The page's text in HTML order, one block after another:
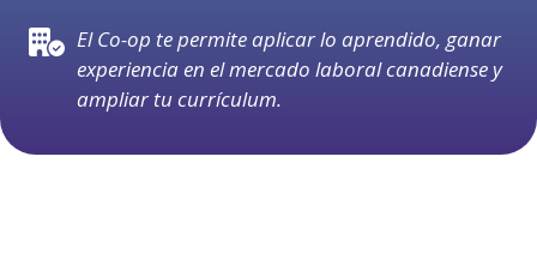
El Co-op te permite aplicar lo aprendido, ganar
experiencia en el mercado laboral canadiense y
ampliar tu currículum.